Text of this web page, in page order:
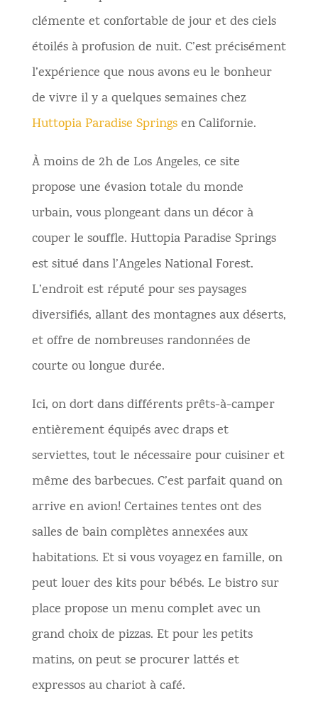
clémente et confortable de jour et des ciels
étoilés à profusion de nuit. C’est précisément
l’expérience que nous avons eu le bonheur
de vivre il y a quelques semaines chez
Huttopia Paradise Springsen Californie.
À moins de 2h de Los Angeles, ce site
propose une évasion totale du monde
urbain, vous plongeant dans un décor à
couper le souffle. Huttopia Paradise Springs
est situé dans l’Angeles National Forest.
L’endroit est réputé pour ses paysages
diversifiés, allant des montagnes aux déserts,
et offre de nombreuses randonnées de
courte ou longue durée.
Ici, on dort dans différents prêts-à-camper
entièrement équipés avec draps et
serviettes, tout le nécessaire pour cuisiner et
même des barbecues. C’est parfait quand on
arrive en avion! Certaines tentes ont des
salles de bain complètes annexées aux
habitations. Et si vous voyagez en famille, on
peut louer des kits pour bébés. Le bistro sur
place propose un menu complet avec un
grand choix de pizzas. Et pour les petits
matins, on peut se procurer lattés et
expressos au chariot à café.